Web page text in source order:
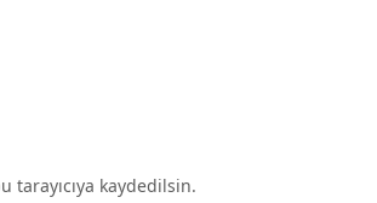
tarayıcıya kaydedilsin.